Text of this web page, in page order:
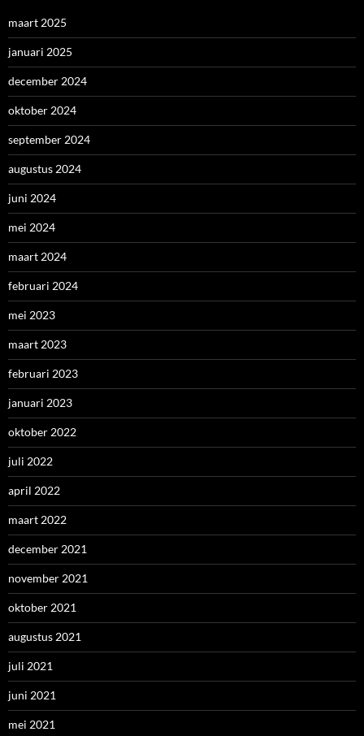
maart 2025
januari 2025
december 2024
oktober 2024
september 2024
augustus 2024
juni 2024
mei 2024
maart 2024
februari 2024
mei 2023
maart 2023
februari 2023
januari 2023
oktober 2022
juli 2022
april 2022
maart 2022
december 2021
november 2021
oktober 2021
augustus 2021
juli 2021
juni 2021
mei 2021